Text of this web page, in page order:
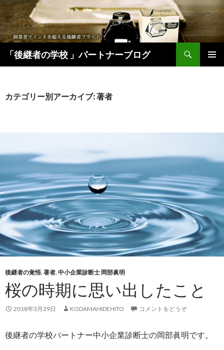
「後継者の学校 」パートナーブログ
検
ン
カテゴリー別アーカイブ: 著者
後継者の覚悟, 著者, 中小企業診断士 岡部眞明
桜の時期に思い出したこと
2018年3月29日 KODAMAHIDEHITO コメントをどうぞ
後継者の学校パートナー中小企業診断士の岡部眞明です。